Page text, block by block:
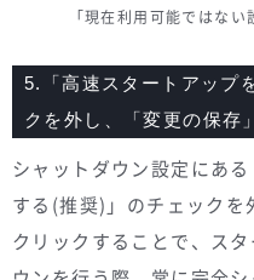
「現在利用可能ではな
5.「高速スタートアップ
クを外し、「変更の保存
シャットダウン設定にあ
する(推奨)」のチェックを
クリックすることで、ス